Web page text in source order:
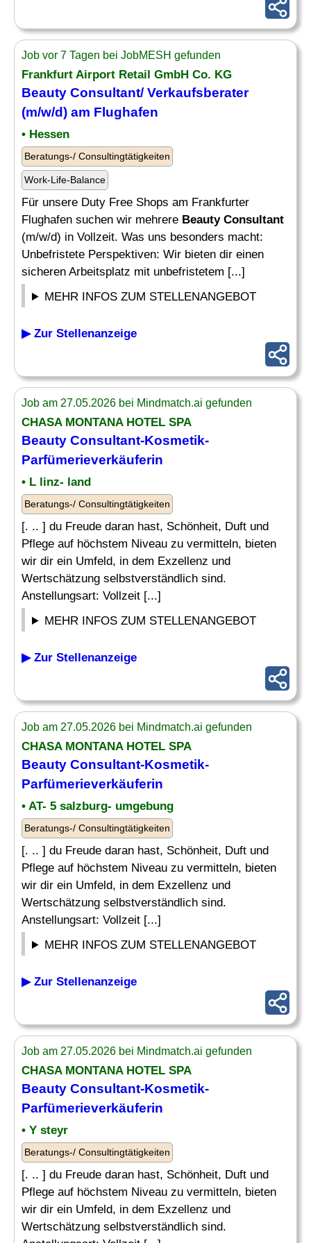
Job vor 7 Tagen bei JobMESH gefunden
Frankfurt Airport Retail GmbH Co. KG
Beauty Consultant/ Verkaufsberater
(m/w/d) am Flughafen
• Hessen
Beratungs-/ Consultingtätigkeiten
Work-Life-Balance
Für unsere Duty Free Shops am Frankfurter
Flughafen suchen wir mehrere Beauty Consultant
(m/w/d) in Vollzeit. Was uns besonders macht:
Unbefristete Perspektiven: Wir bieten dir einen
sicheren Arbeitsplatz mit unbefristetem [...]
MEHR INFOS ZUM STELLENANGEBOT
▶ Zur Stellenanzeige
Job am 27.05.2026 bei Mindmatch.ai gefunden
CHASA MONTANA HOTEL SPA
Beauty Consultant-Kosmetik-
Parfümerieverkäuferin
• L linz- land
Beratungs-/ Consultingtätigkeiten
[. .. ] du Freude daran hast, Schönheit, Duft und
Pflege auf höchstem Niveau zu vermitteln, bieten
wir dir ein Umfeld, in dem Exzellenz und
Wertschätzung selbstverständlich sind.
Anstellungsart: Vollzeit [...]
MEHR INFOS ZUM STELLENANGEBOT
▶ Zur Stellenanzeige
Job am 27.05.2026 bei Mindmatch.ai gefunden
CHASA MONTANA HOTEL SPA
Beauty Consultant-Kosmetik-
Parfümerieverkäuferin
• AT- 5 salzburg- umgebung
Beratungs-/ Consultingtätigkeiten
[. .. ] du Freude daran hast, Schönheit, Duft und
Pflege auf höchstem Niveau zu vermitteln, bieten
wir dir ein Umfeld, in dem Exzellenz und
Wertschätzung selbstverständlich sind.
Anstellungsart: Vollzeit [...]
MEHR INFOS ZUM STELLENANGEBOT
▶ Zur Stellenanzeige
Job am 27.05.2026 bei Mindmatch.ai gefunden
CHASA MONTANA HOTEL SPA
Beauty Consultant-Kosmetik-
Parfümerieverkäuferin
• Y steyr
Beratungs-/ Consultingtätigkeiten
[. .. ] du Freude daran hast, Schönheit, Duft und
Pflege auf höchstem Niveau zu vermitteln, bieten
wir dir ein Umfeld, in dem Exzellenz und
Wertschätzung selbstverständlich sind.